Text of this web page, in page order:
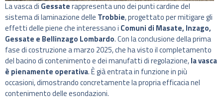
La vasca di Gessaterappresenta uno dei punti cardine del
sistema di laminazione delle Trobbie, progettato per mitigare gli
effetti delle piene che interessano i Comuni di Masate, Inzago,
Gessate e Bellinzago Lombardo. Con la conclusione della prima
fase di costruzione a marzo 2025, che ha visto il completamento
del bacino di contenimento e dei manufatti di regolazione,la vasca
è pienamente operativa. È già entrata in funzione in più
occasioni, dimostrando concretamente la propria efficacia nel
contenimento delle esondazioni.